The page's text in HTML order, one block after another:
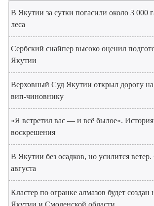
В Якутии за сутки погасили около 3 000
леса
Сербский снайпер высоко оценил
Якутии
Верховный Суд Якутии открыл дорогу
вип-чиновнику
«Я встретил вас — и всё былое».
воскрешения
В Якутии без осадков, но усилится
августа
Кластер по огранке алмазов будет создан